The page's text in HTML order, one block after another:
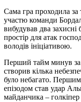
Сама гра проходила за
участю команди
вибудував два
простір для атак
володів ініціативою.
Перший тайм минув за
створив кілька
було небагато.
епізодом став удар
майданчика –